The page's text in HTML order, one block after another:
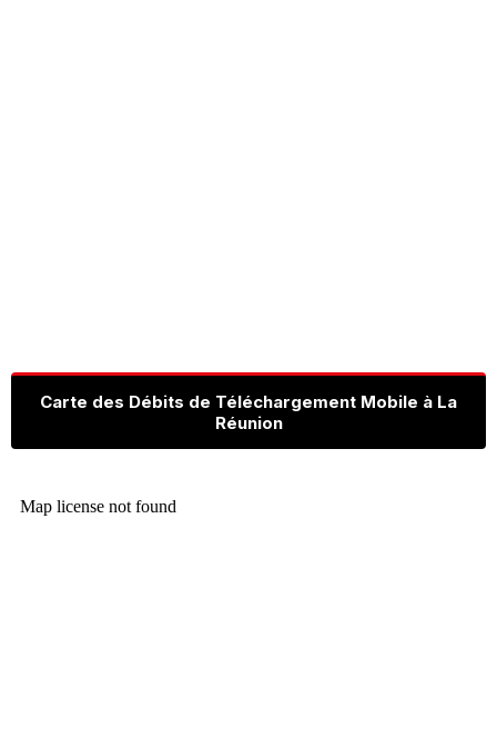
Carte des Débits de Téléchargement Mobile à La
Réunion